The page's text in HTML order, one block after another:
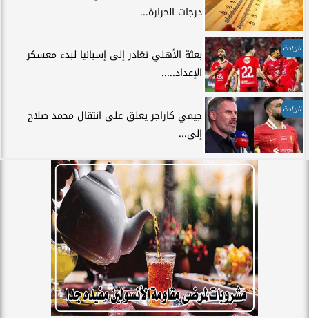
درجات الحرارة...
الرياضة
بعثة الأهلي تغادر إلى إسبانيا لبدء معسكر
الإعداد.....
الرياضة
جيمي كاراجر يعلق على انتقال محمد صلاح
إلى...